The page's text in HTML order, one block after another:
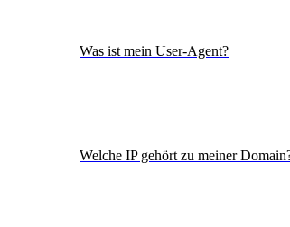
Was ist mein User-Agent?
Welche IP gehört zu meiner